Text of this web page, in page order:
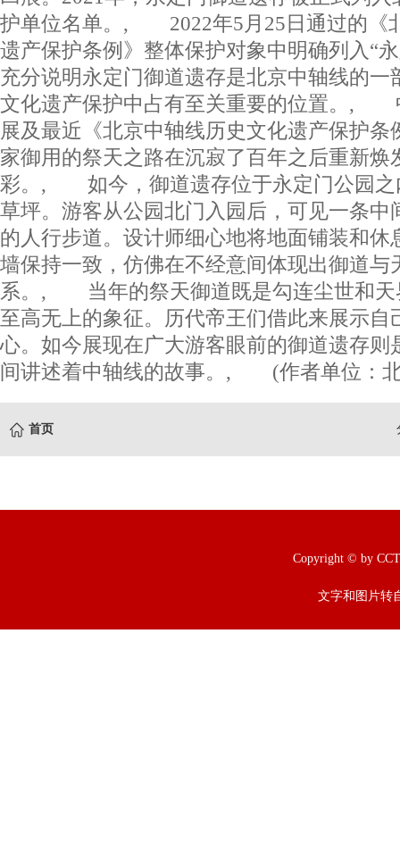
护单位名单。, 2022年5月25日通过的《
遗产保护条例》整体保护对象中明确列入“
充分说明永定门御道遗存是北京中轴线的一
文化遗产保护中占有至关重要的位置。,
展及最近《北京中轴线历史文化遗产保护条
家御用的祭天之路在沉寂了百年之后重新焕
彩。, 如今，御道遗存位于永定门公园之
草坪。游客从公园北门入园后，可见一条中
的人行步道。设计师细心地将地面铺装和休
墙保持一致，仿佛在不经意间体现出御道与
系。, 当年的祭天御道既是勾连尘世和天
至高无上的象征。历代帝王们借此来展示自
心。如今展现在广大游客眼前的御道遗存则
间讲述着中轴线的故事。, (作者单位：北
首页
Copyright © by
文字和图片转